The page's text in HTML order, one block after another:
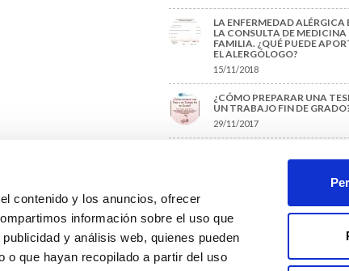
contenido y los anuncios, ofrecer
información sobre el uso que
y análisis web, quienes pueden
o que hayan recopilado a partir del uso
LA ENFERMEDAD ALÉRGICA
LA CONSULTA DE MEDICINA
FAMILIA. ¿QUÉ PUEDE
EL ALERGÓLOGO?
15/11/2018
¿CÓMO PREPARAR UNA
UN TRABAJO FIN DE
29/11/2017
protección de datos